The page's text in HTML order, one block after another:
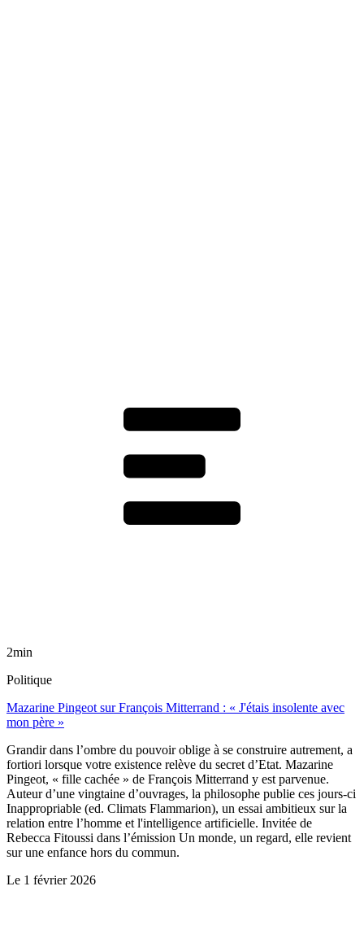
2min
Politique
Mazarine Pingeot sur François Mitterrand : « J'étais insolente avec
mon père »
Grandir dans l’ombre du pouvoir oblige à se construire autrement, a
fortiori lorsque votre existence relève du secret d’Etat. Mazarine
Pingeot, « fille cachée » de François Mitterrand y est parvenue.
Auteur d’une vingtaine d’ouvrages, la philosophe publie ces jours-ci
Inappropriable (ed. Climats Flammarion), un essai ambitieux sur la
relation entre l’homme et l'intelligence artificielle. Invitée de
Rebecca Fitoussi dans l’émission Un monde, un regard, elle revient
sur une enfance hors du commun.
Le 1 février 2026